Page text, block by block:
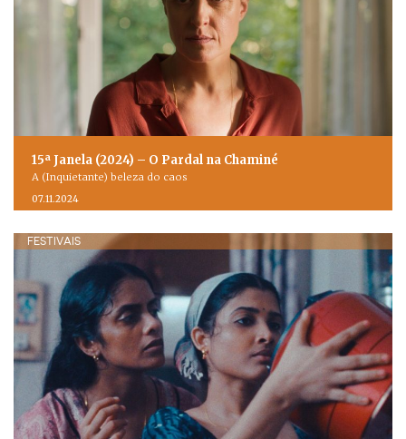
15ª Janela (2024) – O Pardal na Chaminé
A (Inquietante) beleza do caos
07.11.2024
FESTIVAIS